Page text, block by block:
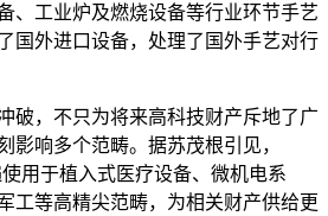
、工业炉及燃烧设备等行业环节手艺
国外进口设备，处理了国外手艺对行
，不只为将来高科技财产斥地了广
影响多个范畴。据苏茂根引见，
用于植入式医疗设备、微机电系
工等高精尖范畴，为相关财产供给更